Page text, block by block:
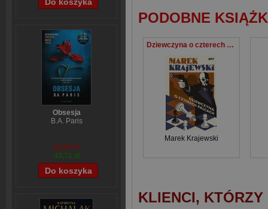
Obsesja
B.A. Paris
54,39 zł
43,71 zł
PODOBNE
Dziewczyna o czterech palcach
Marek Krajewski
KLIENCI,